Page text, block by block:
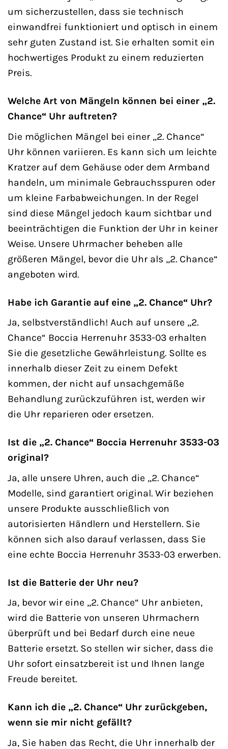
um sicherzustellen, dass sie technisch
einwandfrei funktioniert und optisch in einem
sehr guten Zustand ist. Sie erhalten somit ein
hochwertiges Produkt zu einem reduzierten
Preis.
Welche Art von Mängeln können bei einer „2.
Chance“ Uhr auftreten?
Die möglichen Mängel bei einer „2. Chance“
Uhr können variieren. Es kann sich um leichte
Kratzer auf dem Gehäuse oder dem Armband
handeln, um minimale Gebrauchsspuren oder
um kleine Farbabweichungen. In der Regel
sind diese Mängel jedoch kaum sichtbar und
beeinträchtigen die Funktion der Uhr in keiner
Weise. Unsere Uhrmacher beheben alle
größeren Mängel, bevor die Uhr als „2. Chance“
angeboten wird.
Habe ich Garantie auf eine „2. Chance“ Uhr?
Ja, selbstverständlich! Auch auf unsere „2.
Chance“ Boccia Herrenuhr 3533-03 erhalten
Sie die gesetzliche Gewährleistung. Sollte es
innerhalb dieser Zeit zu einem Defekt
kommen, der nicht auf unsachgemäße
Behandlung zurückzuführen ist, werden wir
die Uhr reparieren oder ersetzen.
Ist die „2. Chance“ Boccia Herrenuhr 3533-03
original?
Ja, alle unsere Uhren, auch die „2. Chance“
Modelle, sind garantiert original. Wir beziehen
unsere Produkte ausschließlich von
autorisierten Händlern und Herstellern. Sie
können sich also darauf verlassen, dass Sie
eine echte Boccia Herrenuhr 3533-03 erwerben.
Ist die Batterie der Uhr neu?
Ja, bevor wir eine „2. Chance“ Uhr anbieten,
wird die Batterie von unseren Uhrmachern
überprüft und bei Bedarf durch eine neue
Batterie ersetzt. So stellen wir sicher, dass die
Uhr sofort einsatzbereit ist und Ihnen lange
Freude bereitet.
Kann ich die „2. Chance“ Uhr zurückgeben,
wenn sie mir nicht gefällt?
Ja, Sie haben das Recht, die Uhr innerhalb der